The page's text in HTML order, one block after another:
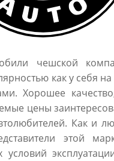
чешской
как у себя
Хорошее
цены
Как и
этой
условий